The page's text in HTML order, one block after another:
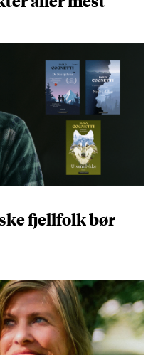
fjellfolk bør